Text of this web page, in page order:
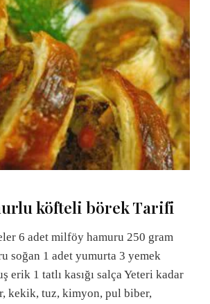
köfteli börek Tarifi
6 adet milföy hamuru 250 gram
soğan 1 adet yumurta 3 yemek
erik 1 tatlı kasığı salça Yeteri kadar
kekik, tuz, kimyon, pul biber,